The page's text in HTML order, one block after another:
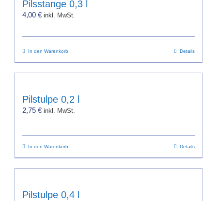
Pilsstange 0,3 l
4,00 € inkl. MwSt.
In den Warenkorb Details
Pilstulpe 0,2 l
2,75 € inkl. MwSt.
In den Warenkorb Details
Pilstulpe 0,4 l